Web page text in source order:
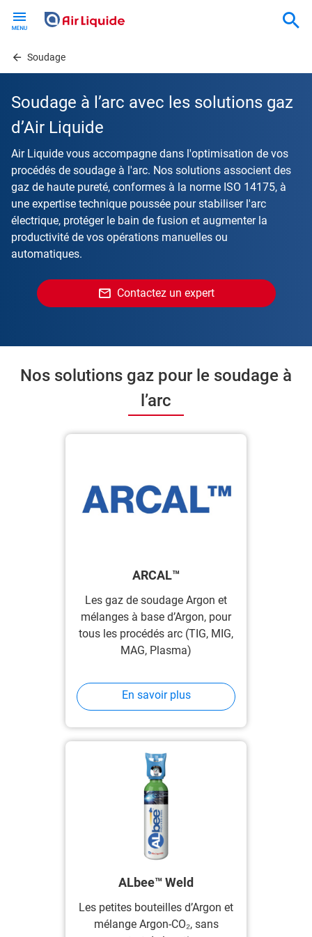
contentSoudage
Soudage à l’arc avec les solutions gaz
d’Air Liquide
Air Liquide vous accompagne dans l'optimisation de vos
procédés de soudage à l'arc. Nos solutions associent des
gaz de haute pureté, conformes à la norme ISO 14175, à
une expertise technique poussée pour stabiliser l'arc
électrique, protéger le bain de fusion et augmenter la
productivité de vos opérations manuelles ou
automatiques.
Contactez un expert
Nos solutions gaz pour le soudage à
l’arc
ARCAL™
Les gaz de soudage Argon et
mélanges à base d’Argon, pour
tous les procédés arc (TIG, MIG,
MAG, Plasma)
En savoir plus
ALbee™ Weld
Les petites bouteilles d’Argon et
mélange Argon-CO₂, sans